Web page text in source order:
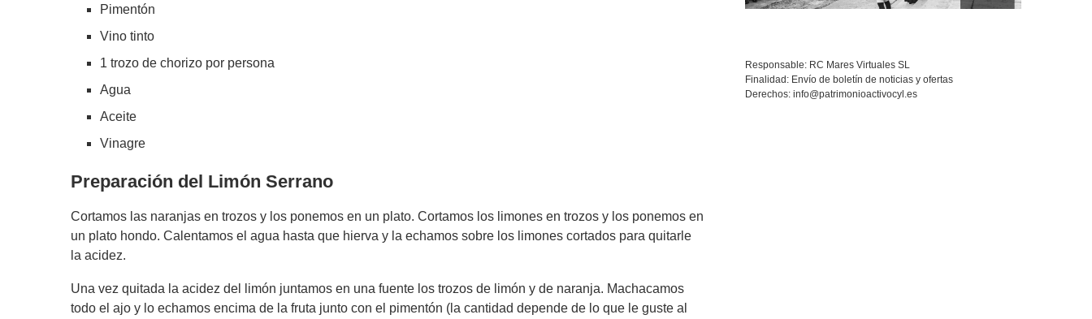
Pimentón
Vino tinto
1 trozo de chorizo por persona
Agua
Aceite
Vinagre
Preparación del Limón Serrano
Cortamos las naranjas en trozos y los ponemos en un plato. Cortamos los limones en trozos y los ponemos en
un plato hondo. Calentamos el agua hasta que hierva y la echamos sobre los limones cortados para quitarle
la acidez.
Una vez quitada la acidez del limón juntamos en una fuente los trozos de limón y de naranja. Machacamos
todo el ajo y lo echamos encima de la fruta junto con el pimentón (la cantidad depende de lo que le guste al
Responsable: RC Mares Virtuales SL
Finalidad: Envío de boletín de noticias y ofertas
Derechos: info@patrimonioactivocyl.es